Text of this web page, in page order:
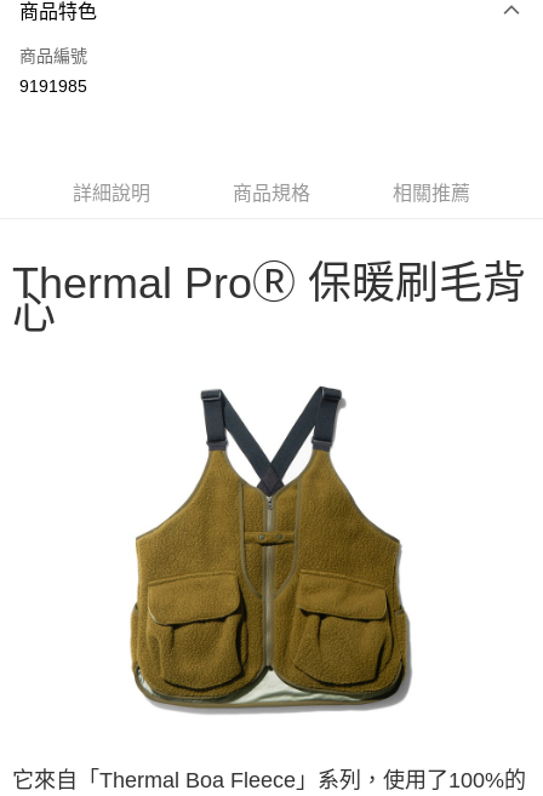
信用卡一次付款
信用卡分期付款
上海商業儲蓄銀行
台北富邦商業銀行
匯豐（台灣）商業銀行
華泰商業銀行
聯邦商業銀行
遠東國際商業銀行
元大商業銀行
合作金庫商業銀行
第一商業銀行
兆豐國際商業銀行
臺灣中小企業銀行
台中商業銀行
匯豐（台灣）商業銀行
星展（台灣）商業銀行
中國信託商業銀行
LINE Pay
Google Pay
AFTEE先享後付
AFTEE先享後付是「在收到商品之後才付款」的支付方式。 讓您購物簡單
１．簡單：不需註冊會員、不需綁卡、不需儲值。
２．便利：只要手機號碼，簡訊認證，即可結帳。
３．安心：先確認商品／服務後，再付款。
【「AFTEE先享後付」結帳流程】
１．於結帳方式選擇「AFTEE先享後付」後，將跳轉至「AFTEE先享後付」
結帳頁面，進行簡訊認證並確認金額後，即可完成結帳。
２．訂單成立數日內，您將收到繳費通知簡訊。
３．收到繳費通知簡訊後14天內，點擊此簡訊中的連結，可透過四大超商／
ATM／網路銀行／等多元方式進行付款，方視為交易完成。
※ 請注意：結帳手續完成當下不需立刻繳費，但若您需要取消訂單，請聯絡
購買商品的店家。未經商家同意取消之訂單仍視為有效，需透過AFTEE先享
後付繳納相關費用。
客戶支援中心」https://netprotections.freshdesk.com/support/home
每筆NT$100，滿NT$2,000(含以上)免運費
商品特色
商品編號
9191985
詳細說明 商品規格 相關推薦
Thermal ProⓇ 保暖刷毛背
心
它來自「Thermal Boa Fleece」系列，使用了100%的